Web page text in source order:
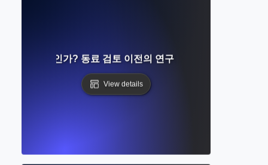
린트란 무엇인가? 동료 검토 이전의 연구 조기 공유 이해하기
View details